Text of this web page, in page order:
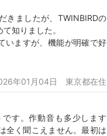
きましたが、TWINBIRDの
知りました。
いますが、機能が明確で好
年01月04日 東京都在住
す。作動音も多少します
全く聞こえません。最初は